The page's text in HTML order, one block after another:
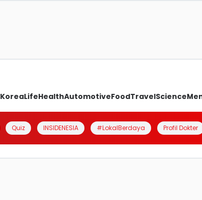
KoreaLifeHealthAutomotiveFoodTravelScience
Quiz INSIDENESIA #LokalBerdaya Profil Dokter